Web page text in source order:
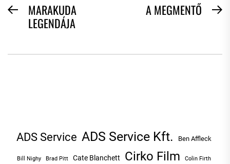
BEJEGYZÉS
NAVIGÁCIÓ
PreviousMARAKUDA
LEGENDÁJA
A MEGMENTŐ
ADS Service ADS Service Kft. Ben Affleck
Bill Nighy Brad Pitt Cate Blanchett Cirko Film Colin Firth